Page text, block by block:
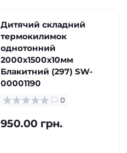
Дитячий складний
термокилимок
однотонний
2000х1500х10мм
Блакитний (297) SW-
00001190
0
950.00 грн.